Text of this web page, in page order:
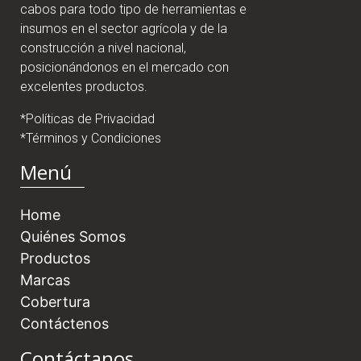
cabos para todo tipo de herramientas e
insumos en el sector agrícola y de la
construcción a nivel nacional,
posicionándonos en el mercado con
excelentes productos.
*Políticas de Privacidad
*Términos y Condiciones
Menú
Home
Quiénes Somos
Productos
Marcas
Cobertura
Contáctenos